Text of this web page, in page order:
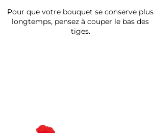
Pour que votre bouquet se conserve plus
longtemps, pensez à couper le bas des
tiges.